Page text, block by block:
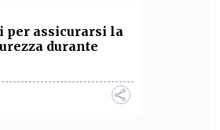
per assicurarsi la
durante